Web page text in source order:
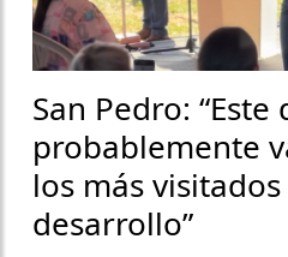
San Pedro:
probablemente
los más
desarrollo”